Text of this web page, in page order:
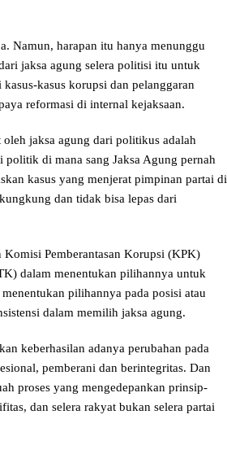
Namun, harapan itu hanya menunggu
jaksa agung selera politisi itu untuk
kasus korupsi dan pelanggaran
reformasi di internal kejaksaan.
jaksa agung dari politikus adalah
di mana sang Jaksa Agung pernah
kasus yang menjerat pimpinan partai di
dan tidak bisa lepas dari
Pemberantasan Korupsi (KPK)
dalam menentukan pilihannya untuk
pilihannya pada posisi atau
dalam memilih jaksa agung.
keberhasilan adanya perubahan pada
pemberani dan berintegritas. Dan
proses yang mengedepankan prinsip-
dan selera rakyat bukan selera partai